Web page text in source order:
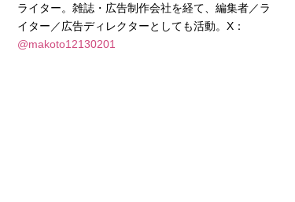
ライター。雑誌・広告制作会社を経て、編集者／ラ
イター／広告ディレクターとしても活動。X：
@makoto12130201